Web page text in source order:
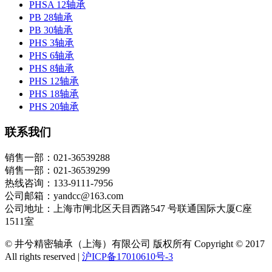
PHSA 12轴承
PB 28轴承
PB 30轴承
PHS 3轴承
PHS 6轴承
PHS 8轴承
PHS 12轴承
PHS 18轴承
PHS 20轴承
联系我们
销售一部：021-36539288
销售一部：021-36539299
热线咨询：133-9111-7956
公司邮箱：yandcc@163.com
公司地址：上海市闸北区天目西路547 号联通国际大厦C座
1511室
© 井兮精密轴承（上海）有限公司 版权所有 Copyright © 2017
All rights reserved | 沪ICP备17010610号-3